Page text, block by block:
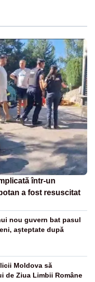
într-un
a fost resuscitat
nou guvern bat pasul
așteptate după
Moldova să
de Ziua Limbii Române